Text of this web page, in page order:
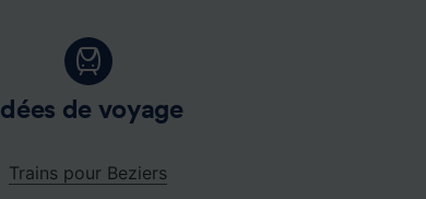
Idées de voyage
Trains pour Beziers